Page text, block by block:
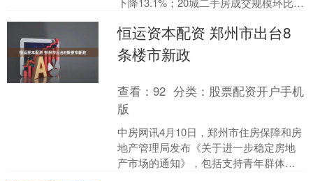
恒运资本配资 郑州市出台8
条楼市新政
查看：92 分类： 股票配资开户手机
版
中房网讯4月10日，郑州市住房保障和房
地产管理局发布《关于进一步稳定房地
产市场的通知》，包括支持青年群体安